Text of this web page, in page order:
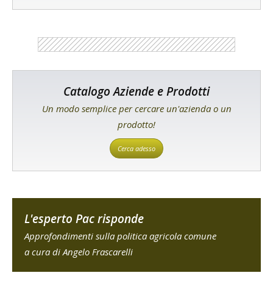
Catalogo Aziende e Prodotti
Un modo semplice per cercare un'azienda o un
prodotto!
Cerca adesso
L'esperto Pac risponde
Approfondimenti sulla politica agricola comune
a cura di Angelo Frascarelli